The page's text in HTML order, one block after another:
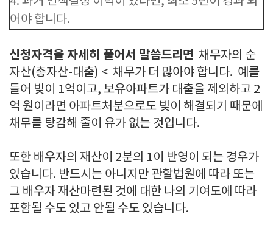
어야 합니다.
신청자격을 자세히 풀어서 말씀드리면 채무자의 순
자산(총자산-대출) < 채무가 더 많아야 합니다. 예를
들어 빚이 1억이고, 보유아파트가 대출을 제외하고 2
억 원이라면 아파트처분으로도 빚이 해결되기 때문에
채무를 탕감해 줄이 유가 없는 것입니다.
또한 배우자의 재산이 2분의 1이 반영이 되는 경우가
있습니다. 반드시는 아니지만 관할법원에 따라 또는
그 배우자 재산마련된 것에 대한 나의 기여도에 따라
포함될 수도 있고 안될 수도 있습니다.